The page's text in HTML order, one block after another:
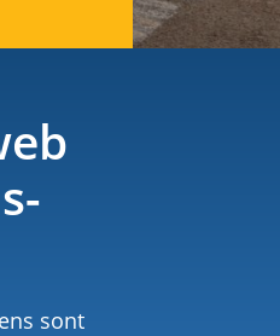
sont